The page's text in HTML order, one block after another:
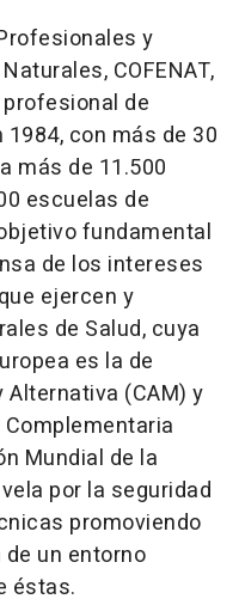
y
COFENAT,
de
con más de 30
más de 11.500
escuelas de
fundamental
de los intereses
ejercen y
de Salud, cuya
es la de
(CAM) y
Mundial de la
por la seguridad
promoviendo
un entorno
éstas.